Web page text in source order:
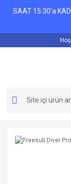
SAAT 15:30'a